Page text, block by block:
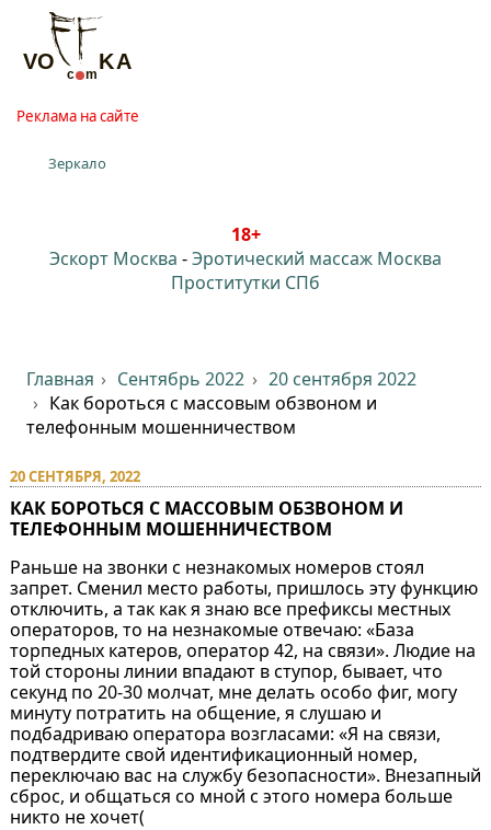
Реклама на сайте
Зеркало
18+
Эскорт Москва -Эротический массаж Москва
Проститутки СПб
Главная Сентябрь 2022
20 сентября 2022
Как бороться с массовым обзвоном и
телефонным мошенничеством
20 СЕНТЯБРЯ, 2022
КАК БОРОТЬСЯ С МАССОВЫМ ОБЗВОНОМ И
ТЕЛЕФОННЫМ МОШЕННИЧЕСТВОМ
Раньше на звонки с незнакомых номеров стоял
запрет. Сменил место работы, пришлось эту функцию
отключить, а так как я знаю все префиксы местных
операторов, то на незнакомые отвечаю: «База
торпедных катеров, оператор 42, на связи». Людие на
той стороны линии впадают в ступор, бывает, что
секунд по 20-30 молчат, мне делать особо фиг, могу
минуту потратить на общение, я слушаю и
подбадриваю оператора возгласами: «Я на связи,
подтвердите свой идентификационный номер,
переключаю вас на службу безопасности». Внезапный
сброс, и общаться со мной с этого номера больше
никто не хочет(